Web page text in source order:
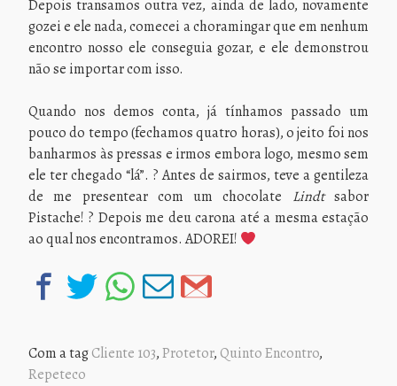
Depois transamos outra vez, ainda de lado, novamente
gozei e ele nada, comecei a choramingar que em nenhum
encontro nosso ele conseguia gozar, e ele demonstrou
não se importar com isso.
Quando nos demos conta, já tínhamos passado um
pouco do tempo (fechamos quatro horas), o jeito foi nos
banharmos às pressas e irmos embora logo, mesmo sem
ele ter chegado “lá”. ? Antes de sairmos, teve a gentileza
de me presentear com um chocolate Lindtsabor
Pistache! ? Depois me deu carona até a mesma estação
ao qual nos encontramos. ADOREI!
Com a tagCliente 103,Protetor, Quinto Encontro,
Repeteco